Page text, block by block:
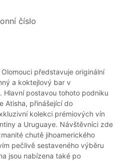
číslo
představuje originální
a koktejlový bar v
Hlavní postavou tohoto podniku
Atisha, přinášející do
kolekci prémiových vín
a Uruguaye. Návštěvníci zde
chutě jihoamerického
pečlivě sestaveného výběru
jsou nabízena také po